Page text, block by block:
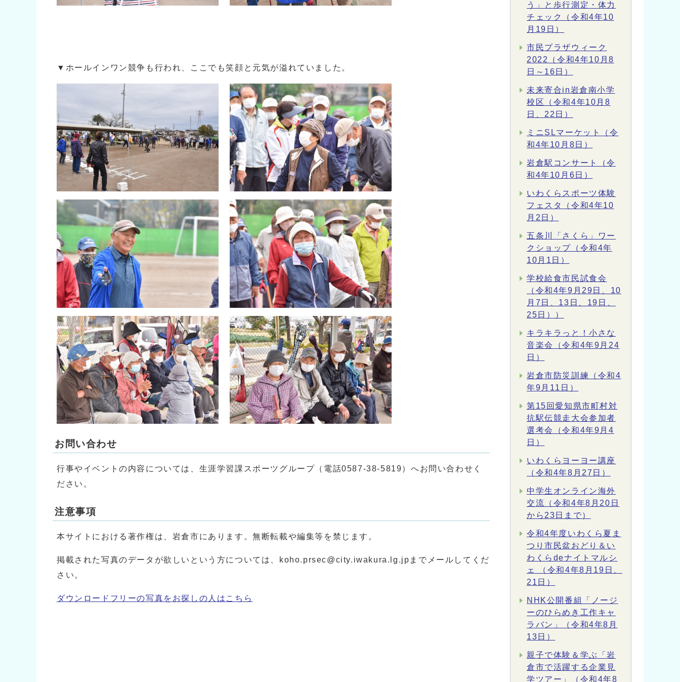
▼ホールインワン競争も行われ、ここでも笑顔と元気が溢れていました。
お問い合わせ
行事やイベントの内容については、生涯学習課スポーツグループ（電話0587-38-5819）へお問い合わせく
ださい。
注意事項
本サイトにおける著作権は、岩倉市にあります。無断転載や編集等を禁じます。
掲載された写真のデータが欲しいという方については、koho.prsec@city.iwakura.lg.jpまでメールしてくだ
さい。
ダウンロードフリーの写真をお探しの人はこちら
う」と歩行測定・体力
チェック（令和4年10
月19日）
市民プラザウィーク
2022（令和4年10月8
日～16日）
未来寄合in岩倉南小学
校区（令和4年10月8
日、22日）
ミニSLマーケット（令
和4年10月8日）
岩倉駅コンサート（令
和4年10月6日）
いわくらスポーツ体験
フェスタ（令和4年10
月2日）
五条川「さくら」ワー
クショップ（令和4年
10月1日）
学校給食市民試食会
（令和4年9月29日、10
月7日、13日、19日、
25日））
キラキラっと！小さな
音楽会（令和4年9月24
日）
岩倉市防災訓練（令和4
年9月11日）
第15回愛知県市町村対
抗駅伝競走大会参加者
選考会（令和4年9月4
日）
いわくらヨーヨー講座
（令和4年8月27日）
中学生オンライン海外
交流（令和4年8月20日
から23日まで）
令和4年度いわくら夏ま
つり市民盆おどり＆い
わくらdeナイトマルシ
ェ （令和4年8月19日、
21日）
NHK公開番組「ノージ
ーのひらめき工作キャ
ラバン」（令和4年8月
13日）
親子で体験＆学ぶ「岩
倉市で活躍する企業見
学ツアー」（令和4年8